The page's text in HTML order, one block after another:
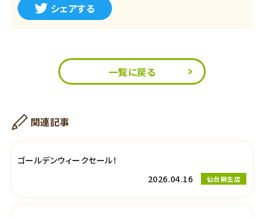
シェアする
一覧に戻る
関連記事
ゴールデンウィークセール！
2026.04.16
仙台柳生店